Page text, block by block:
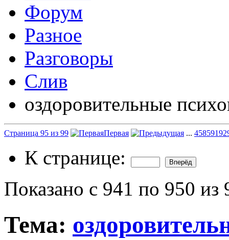
Форум
Разное
Разговоры
Слив
оздоровительные
Страница 95 из 99 Первая ... 45859192
К странице:
Показано с 941 по 950 из
Тема: